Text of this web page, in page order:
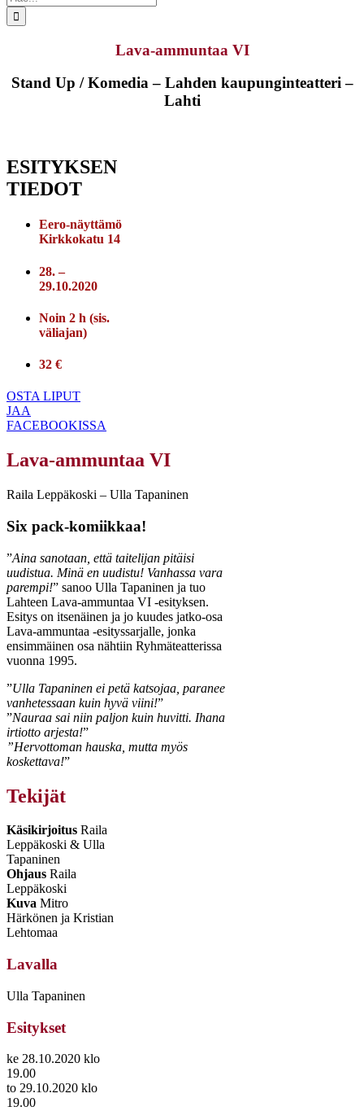
...
Lava-ammuntaa VI
Stand Up / Komedia – Lahden kaupunginteatteri –
Lahti
ESITYKSEN
TIEDOT
Eero-näyttämö
Kirkkokatu 14
28. –
29.10.2020
Noin 2 h (sis.
väliajan)
32 €
OSTA LIPUT
JAA
FACEBOOKISSA
Lava-ammuntaa VI
Raila Leppäkoski – Ulla Tapaninen
Six pack-komiikkaa!
”Aina sanotaan, että taitelijan pitäisi
uudistua. Minä en uudistu! Vanhassa vara
parempi!” sanoo Ulla Tapaninen ja tuo
Lahteen Lava-ammuntaa VI -esityksen.
Esitys on itsenäinen ja jo kuudes jatko-osa
Lava-ammuntaa -esityssarjalle, jonka
ensimmäinen osa nähtiin Ryhmäteatterissa
vuonna 1995.
”Ulla Tapaninen ei petä katsojaa, paranee
vanhetessaan kuin hyvä viini!”
”Nauraa sai niin paljon kuin huvitti. Ihana
irtiotto arjesta!”
”Hervottoman hauska, mutta myös
koskettava!”
Tekijät
Käsikirjoitus Raila
Leppäkoski & Ulla
Tapaninen
Ohjaus Raila
Leppäkoski
Kuva Mitro
Härkönen ja Kristian
Lehtomaa
Lavalla
Ulla Tapaninen
Esitykset
ke 28.10.2020 klo
19.00
to 29.10.2020 klo
19.00